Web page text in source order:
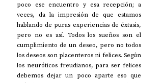
poco ese encuentro y esa recepción; a
veces, da la impresión de que estamos
hablando de puras experiencias de éxtasis,
pero no es así. Todos los sueños son el
cumplimiento de un deseo, pero no todos
los deseos son placenteros ni felices. Según
los neuróticos freudianos, para ser felices
debemos dejar un poco aparte eso que